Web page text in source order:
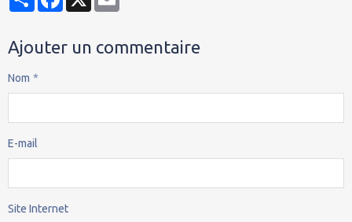
Ajouter un commentaire
Nom
E-mail
Site Internet